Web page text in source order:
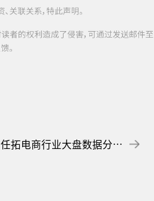
任拓电商行业大盘数据分析：2025婴童尿裤市场消费新动向